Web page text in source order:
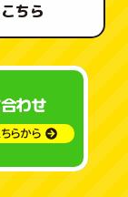
ちら
わせ
らから